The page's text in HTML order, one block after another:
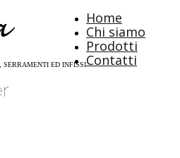
SERRAMENTI ED INFISSI
Home
Chi siamo
Prodotti
Contatti